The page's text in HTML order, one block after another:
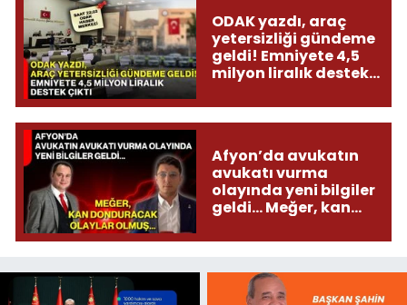
ODAK yazdı, araç
yetersizliği gündeme
geldi! Emniyete 4,5
milyon liralık destek
Afyon’da avukatın
avukatı vurma
olayında yeni bilgiler
geldi... Meğer, kan
olmuş...